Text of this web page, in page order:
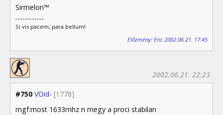
Sirmelon™
Si vis pacem, para bellum!
Előzmény: Eric 2002.06.21. 17:45
#750 VOid- [1778]
2002.06.21. 22:23
mgf:most 1633mhz n megy a proci stabilan